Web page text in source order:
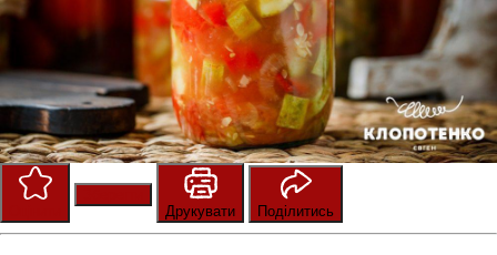
Друкувати
Поділитись